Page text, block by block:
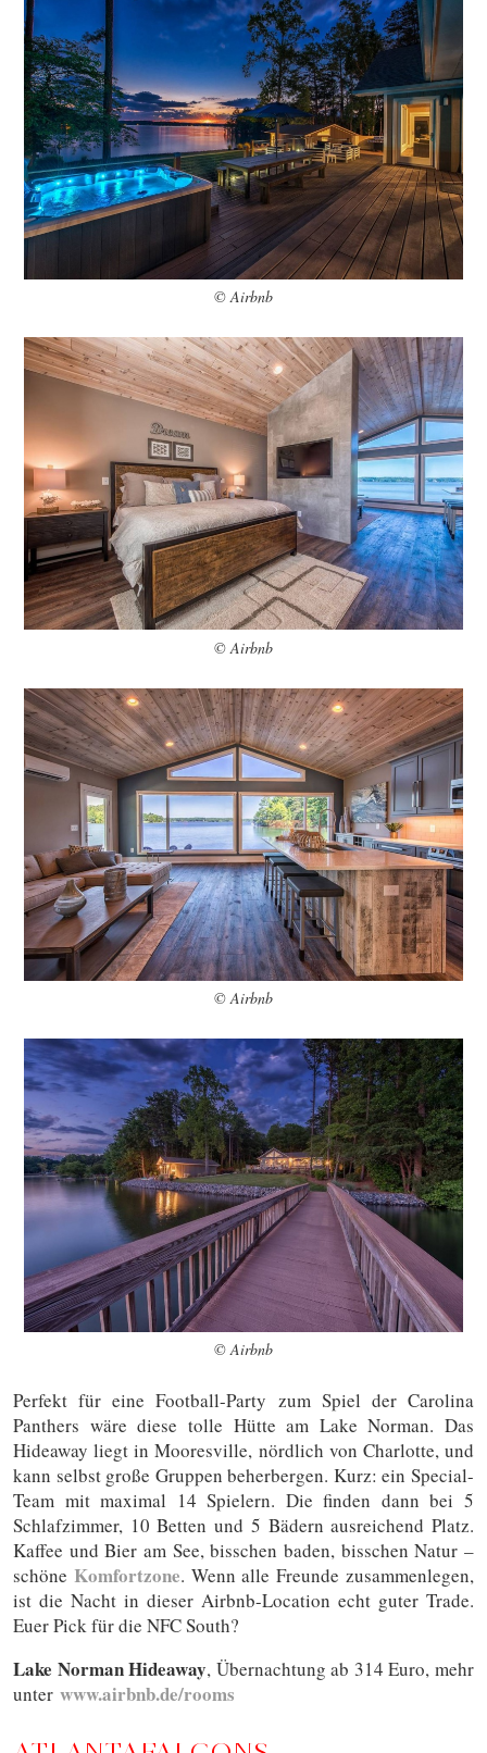
© Airbnb
© Airbnb
© Airbnb
© Airbnb
Perfekt für eine Football-Party zum Spiel der Carolina
Panthers wäre diese tolle Hütte am Lake Norman. Das
Hideaway liegt in Mooresville, nördlich von Charlotte, und
kann selbst große Gruppen beherbergen. Kurz: ein Special-
Team mit maximal 14 Spielern. Die finden dann bei 5
Schlafzimmer, 10 Betten und 5 Bädern ausreichend Platz.
Kaffee und Bier am See, bisschen baden, bisschen Natur –
schöne Komfortzone. Wenn alle Freunde zusammenlegen,
ist die Nacht in dieser Airbnb-Location echt guter Trade.
Euer Pick für die NFC South?
Lake Norman Hideaway, Übernachtung ab 314 Euro, mehr
unter www.airbnb.de/rooms